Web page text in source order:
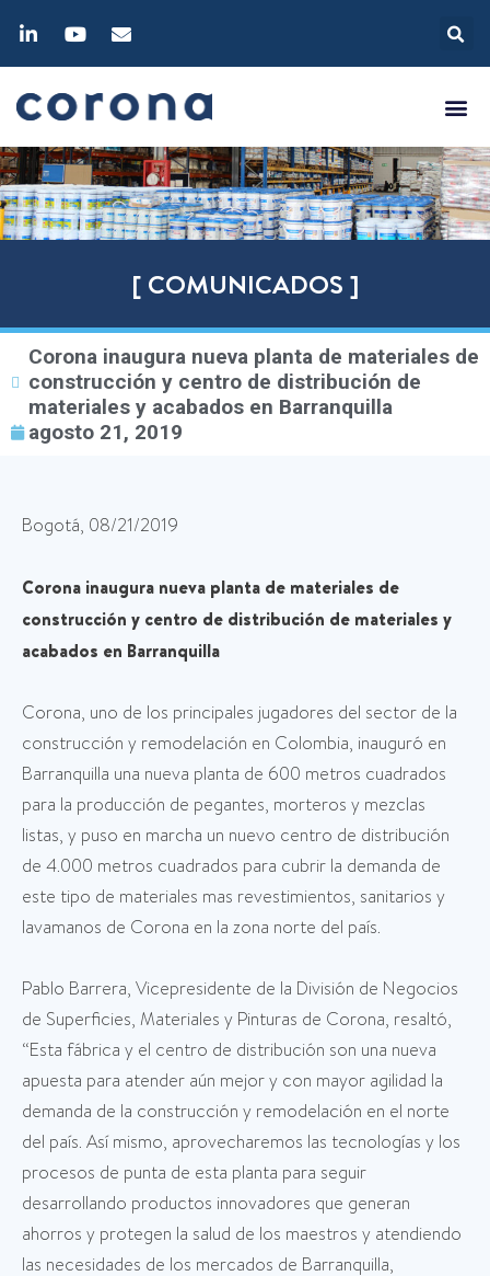
[ COMUNICADOS ]
Corona inaugura nueva planta de materiales de
construcción y centro de distribución de
materiales y acabados en Barranquilla
agosto 21, 2019
Bogotá, 08/21/2019
Corona inaugura nueva planta de materiales de
construcción y centro de distribución de materiales y
acabados en Barranquilla
Corona, uno de los principales jugadores del sector de la
construcción y remodelación en Colombia, inauguró en
Barranquilla una nueva planta de 600 metros cuadrados
para la producción de pegantes, morteros y mezclas
listas, y puso en marcha un nuevo centro de distribución
de 4.000 metros cuadrados para cubrir la demanda de
este tipo de materiales mas revestimientos, sanitarios y
lavamanos de Corona en la zona norte del país.
Pablo Barrera, Vicepresidente de la División de Negocios
de Superficies, Materiales y Pinturas de Corona, resaltó,
“Esta fábrica y el centro de distribución son una nueva
apuesta para atender aún mejor y con mayor agilidad la
demanda de la construcción y remodelación en el norte
del país. Así mismo, aprovecharemos las tecnologías y los
procesos de punta de esta planta para seguir
desarrollando productos innovadores que generan
ahorros y protegen la salud de los maestros y atendiendo
las necesidades de los mercados de Barranquilla,